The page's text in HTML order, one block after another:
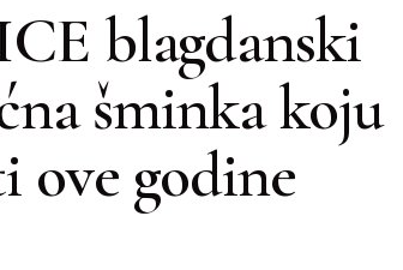
blagdanski
šminka koju
ove godine